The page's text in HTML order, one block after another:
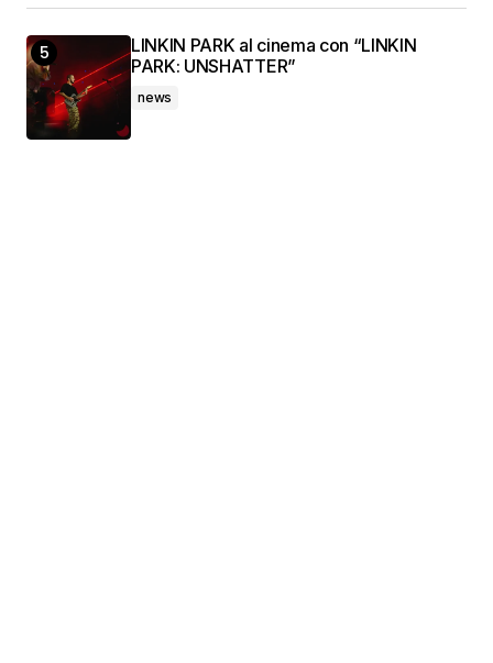
LINKIN PARK al cinema con “LINKIN
PARK: UNSHATTER”
news